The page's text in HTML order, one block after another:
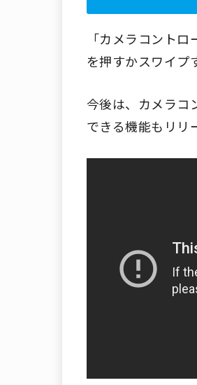
「カメラコント
を押すかスワイプ
今後は、カメラコ
できる機能もリリ